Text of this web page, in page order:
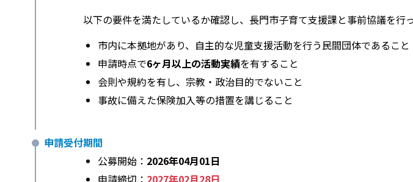
以下の要件を満たしているか確認し、長門市子育て支援課と事前協議を行
市内に本拠地があり、自主的な児童支援活動を行う民間団体であること
申請時点で6ヶ月以上の活動実績を有すること
会則や規約を有し、宗教・政治目的でないこと
事故に備えた保険加入等の措置を講じること
申請受付期間
公募開始： 2026年04月01日
申請締切： 2027年02月28日